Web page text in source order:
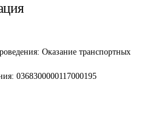
Оказание транспортных
0368300000117000195